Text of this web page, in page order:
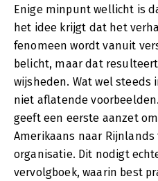
Enige minpunt wellicht is
het idee krijgt dat het
fenomeen wordt vanuit
belicht, maar dat
wijsheden. Wat wel
niet aflatende
geeft een eerste aanzet
Amerikaans naar
organisatie. Dit nodigt
vervolgboek, waarin best